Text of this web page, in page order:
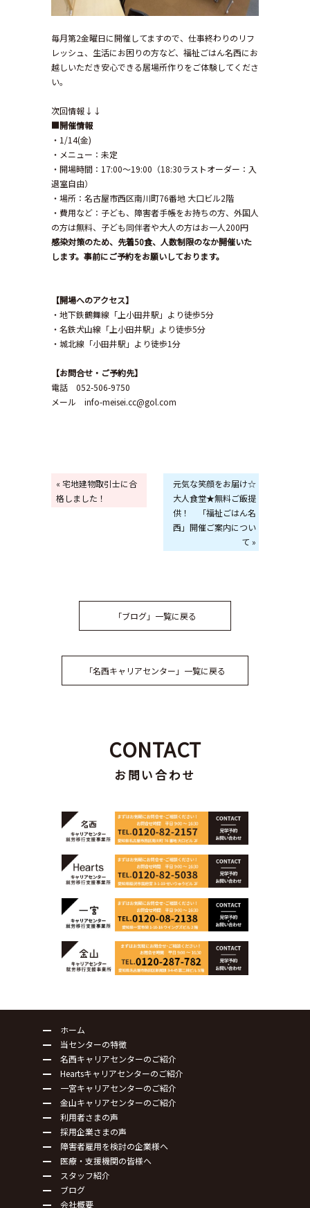
毎月第2金曜日に開催してますので、仕事終わりのリフ
レッシュ、生活にお困りの方など、福祉ごはん名西にお
越しいただき安心できる居場所作りをご体験してくださ
い。
次回情報↓↓
■開催情報
・1/14(金)
・メニュー：未定
・開場時間：17:00〜19:00（18:30ラストオーダー：入
退室自由）
・場所：名古屋市西区南川町76番地 大口ビル2階
・費用など：子ども、障害者手帳をお持ちの方、外国人
の方は無料、子ども同伴者や大人の方はお一人200円
感染対策のため、先着50食、人数制限のなか開催いた
します。事前にご予約をお願いしております。
【開場へのアクセス】
・地下鉄鶴舞線「上小田井駅」より徒歩5分
・名鉄犬山線「上小田井駅」より徒歩5分
・城北線「小田井駅」より徒歩1分
【お問合せ・ご予約先】
電話 052-506-9750
メール info-meisei.cc@gol.com
« 宅地建物取引士に合
格しました！
元気な笑顔をお届け☆
大人食堂★無料ご飯提
供！ 「福祉ごはん名
西」開催ご案内につい
て »
「ブログ」一覧に戻る
「名西キャリアセンター」一覧に戻る
CONTACT
お問い合わせ
ホーム
当センターの特徴
名西キャリアセンターのご紹介
Heartsキャリアセンターのご紹介
一宮キャリアセンターのご紹介
金山キャリアセンターのご紹介
利用者さまの声
採用企業さまの声
障害者雇用を検討の企業様へ
医療・支援機関の皆様へ
スタッフ紹介
ブログ
会社概要